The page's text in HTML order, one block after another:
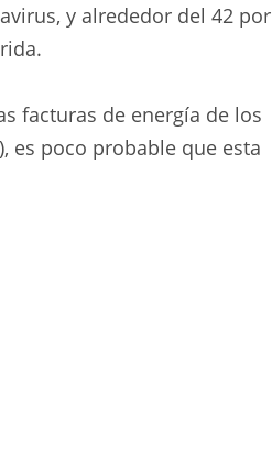
y alrededor del 42 por
facturas de energía de los
es poco probable que esta